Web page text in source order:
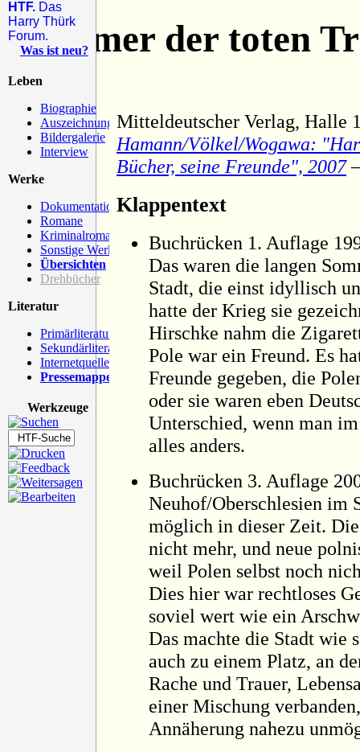
HTF. Das
Harry Thürk
Forum.
Was ist neu?
Leben
Biographie
Auszeichnungen
Bildergalerie
Interview
Werke
Dokumentationen
Romane
Kriminalromane
Sonstige Werke
Übersichten
Drehbücher
Literatur
Primärliteratur
Sekundärliteratur
Internetquellen
Pressemappe
Werkzeuge
„Sommer der toten
Mitteldeutscher Verlag, Halle
Hamann/Völkel/Wogawa:
Bücher, seine Freunde", 2007
Klappentext
Buchrücken 1. Auflage
Das waren die langen
Stadt, die einst idyllisch
hatte der Krieg sie
Hirschke nahm die
Pole war ein Freund. Es
Freunde gegeben, die
oder sie waren eben
Unterschied, wenn man
alles anders.
Buchrücken 3. Auflage
Neuhof/Oberschlesien im
möglich in dieser Zeit.
nicht mehr, und neue
weil Polen selbst noch
Dies hier war rechtloses
soviel wert wie ein
Das machte die Stadt wie
auch zu einem Platz, an
Rache und Trauer,
einer Mischung
Annäherung nahezu